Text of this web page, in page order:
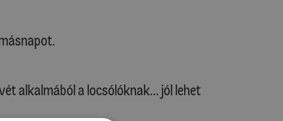
alkalmából a locsólóknak... jól lehet